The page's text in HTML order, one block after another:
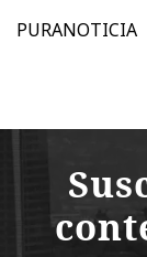
PURANOTICIA